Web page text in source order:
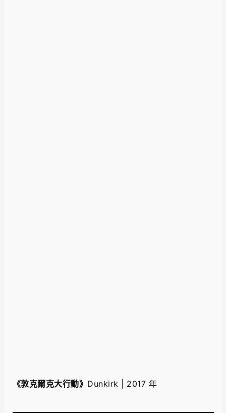
《敦克爾克大行動》 Dunkirk | 2017 年